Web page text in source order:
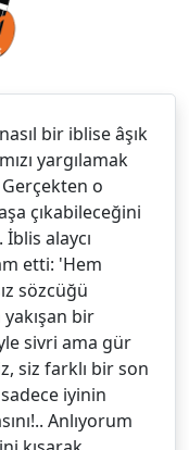
bir iblise âşık
yargılamak
Gerçekten o
çıkabileceğini
alaycı
etti: 'Hem
sözcüğü
bir
sivri ama gür
siz farklı bir son
iyinin
Anlıyorum